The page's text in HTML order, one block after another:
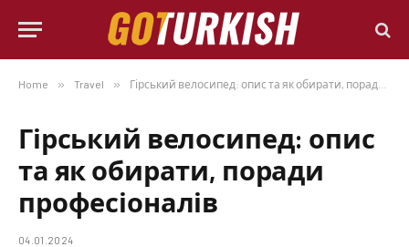
Home » Travel » Гірський велосипед: опис та як обирати, поради професіоналів
Гірський велосипед: опис
та як обирати, поради
професіоналів
04.01.2024